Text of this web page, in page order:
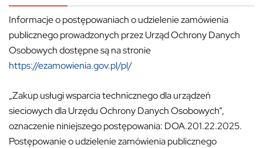
Informacje o postępowaniach o udzielenie zamówienia
publicznego prowadzonych przez Urząd Ochrony Danych
Osobowych dostępne są na stronie
https://ezamowienia.gov.pl/pl/
„Zakup usługi wsparcia technicznego dla urządzeń
sieciowych dla Urzędu Ochrony Danych Osobowych”,
oznaczenie niniejszego postępowania: DOA.201.22.2025.
Postępowanie o udzielenie zamówienia publicznego